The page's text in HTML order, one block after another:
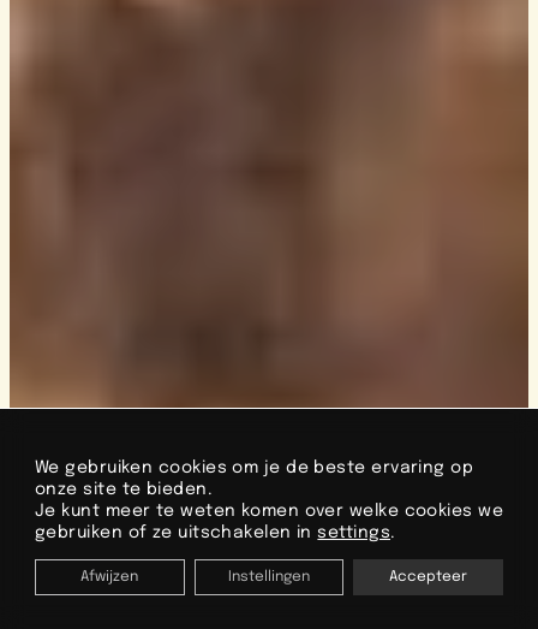
We gebruiken cookies om je de beste ervaring op
onze site te bieden.
Je kunt meer te weten komen over welke cookies we
gebruiken of ze uitschakelen in settings.
Accepteer
Afwijzen Instellingen